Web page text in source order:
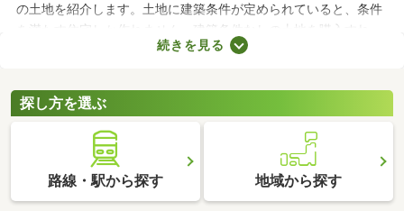
の土地を紹介します。土地に建築条件が定められていると、条件
を満たす住宅しか作れません。建築条件なしの土地を購入すれ
ば、自由度の高い注文住宅を建てられるため、家族全員の理想を
境をチェックして、好みの場所にある土地を購入しましょう。
続きを見る
探し方を選ぶ
路線・駅から探す 地域から探す